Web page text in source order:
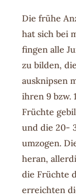
Die frühe
hat sich bei
fingen alle
zu bilden,
ausknipsen
ihren 9 bzw.
Früchte
und die 20-
umzogen.
heran,
die Früchte
erreichten